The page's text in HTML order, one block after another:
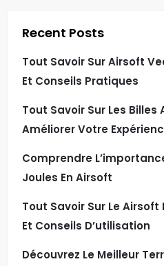
Recent Posts
Tout Savoir Sur Airsoft
Et Conseils Pratiques
Tout Savoir Sur Les
Améliorer Votre
Comprendre
Joules En Airsoft
Tout Savoir Sur Le
Et Conseils D’utilisation
Découvrez Le Meilleur